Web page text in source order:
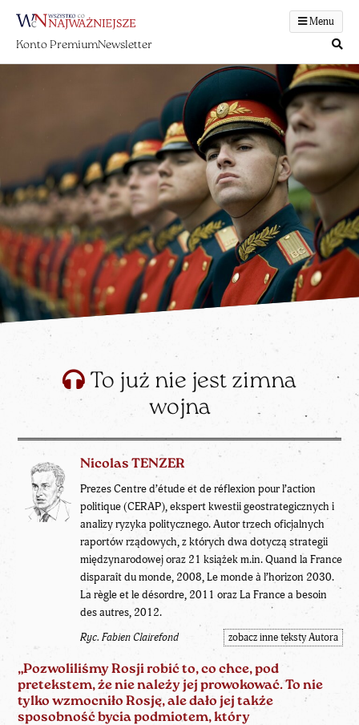
Menu
Konto PremiumNewsletter
To już nie jest zimna
wojna
Nicolas TENZER
Prezes Centre d’étude et de réflexion pour l’action
politique (CERAP), ekspert kwestii geostrategicznych i
analizy ryzyka politycznego. Autor trzech oficjalnych
raportów rządowych, z których dwa dotyczą strategii
międzynarodowej oraz 21 książek m.in. Quand la France
disparaît du monde, 2008, Le monde à l’horizon 2030.
La règle et le désordre, 2011 oraz La France a besoin
des autres, 2012.
Ryc. Fabien Clairefond zobacz inne teksty Autora
„Pozwoliliśmy Rosji robić to, co chce, pod
pretekstem, że nie należy jej prowokować. To nie
tylko wzmocniło Rosję, ale dało jej także
sposobność bycia podmiotem, który